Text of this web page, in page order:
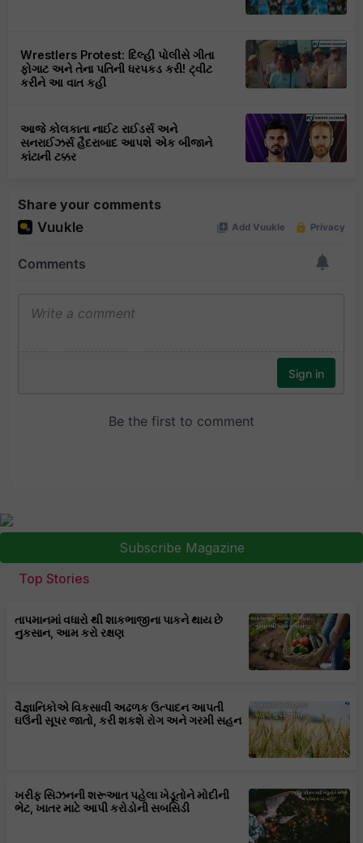
Wrestlers Protest: દિલ્હી પોલીસે ગીતા
ફોગાટ અને તેના પતિની ધરપકડ કરી! ટ્વીટ
કરીને આ વાત કહી
આજે કોલકાતા નાઈટ રાઈડર્સ અને
સનરાઈઝર્સ હૈદરાબાદ આપશે એક બીજાને
કાંટાની ટક્કર
Share your comments
Subscribe Magazine
Top Stories
તાપમાનમાં વધારો થી શાકભાજીના પાકને થાય છે
નુકસાન, આમ કરો રક્ષણ
વૈજ્ઞાનિકોએ વિકસાવી અઢળક ઉત્પાદન આપતી
ઘઉંની સૂપર જાતો, કરી શકશે રોગ અને ગરમી સહન
ખરીફ સિઝનની શરૂઆત પહેલા ખેડૂતોને મોદીની
ભેટ, ખાતર માટે આપી કરોડોની સબસિડી